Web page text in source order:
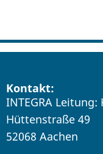
Kontakt:
INTEGRA
Hüttenstraße 49
52068 Aachen